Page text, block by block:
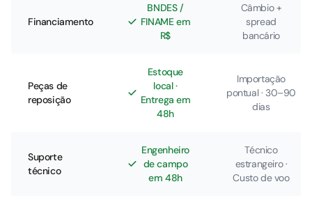
Financiamento
BNDES /
FINAME em
R$
Câmbio +
spread
bancário
Peças de
reposição
Estoque
local ·
Entrega em
48h
Importação
pontual · 30–90
dias
Suporte
técnico
Engenheiro
de campo
em 48h
Técnico
estrangeiro ·
Custo de voo